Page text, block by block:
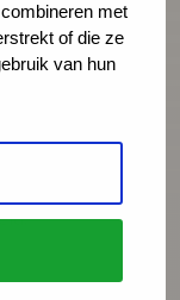
met
of die ze
van hun
waarbij
en
Centraal
en heeft
kwantitatief